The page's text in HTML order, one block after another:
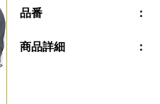
品番
商品詳細